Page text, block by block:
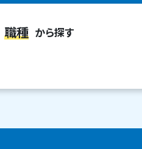
職種 から探す